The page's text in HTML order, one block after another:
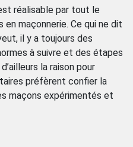
réalisable par tout le
maçonnerie. Ce qui ne dit
il y a toujours des
à suivre et des étapes
la raison pour
préfèrent confier la
maçons expérimentés et